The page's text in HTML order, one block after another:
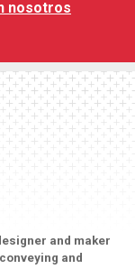
nosotros
and maker
and